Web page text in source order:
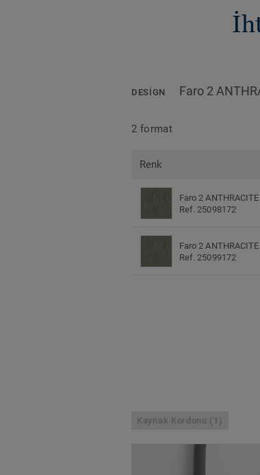
DESIGN Faro 2
2 format
Renk
Faro 2 ANTHRACITE
Ref. 25098172
Faro 2 ANTHRACITE
Ref. 25099172
Kaynak Kordonu (1)